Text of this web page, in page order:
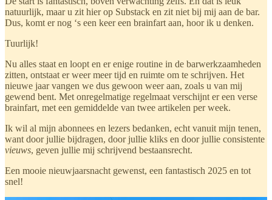
natuurlijk, maar u zit hier op Substack en zit niet bij mij aan de bar.
Dus, komt er nog ‘s een keer een brainfart aan, hoor ik u denken.
Tuurlijk!
Nu alles staat en loopt en er enige routine in de barwerkzaamheden
zitten, ontstaat er weer meer tijd en ruimte om te schrijven. Het
nieuwe jaar vangen we dus gewoon weer aan, zoals u van mij
gewend bent. Met onregelmatige regelmaat verschijnt er een verse
brainfart, met een gemiddelde van twee artikelen per week.
Ik wil al mijn abonnees en lezers bedanken, echt vanuit mijn tenen,
want door jullie bijdragen, door jullie kliks en door jullie consistente
vieuws, geven jullie mij schrijvend bestaansrecht.
Een mooie nieuwjaarsnacht gewenst, een fantastisch 2025 en tot
snel!